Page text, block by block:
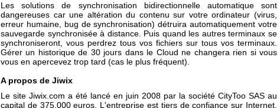
Les solutions de synchronisation bidirectionnelle automatique sont
dangereuses car une altération du contenu sur votre ordinateur (virus,
erreur humaine, bug de synchronisation) détruira automatiquement votre
sauvegarde synchronisée à distance. Puis quand les autres terminaux se
synchroniseront, vous perdrez tous vos fichiers sur tous vos terminaux.
Gérer un historique de 30 jours dans le Cloud ne changera rien si vous
vous en apercevez trop tard (cas le plus fréquent).
A propos de Jiwix
Le site Jiwix.com a été lancé en juin 2008 par la société CityToo SAS au
capital de 375.000 euros. L'entreprise est tiers de confiance sur Internet.